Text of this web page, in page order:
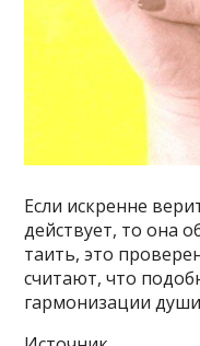
Если искренне
действует, то она
таить, это
считают, что
гармонизации